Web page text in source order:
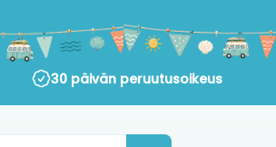
30 päivän peruutusoikeus